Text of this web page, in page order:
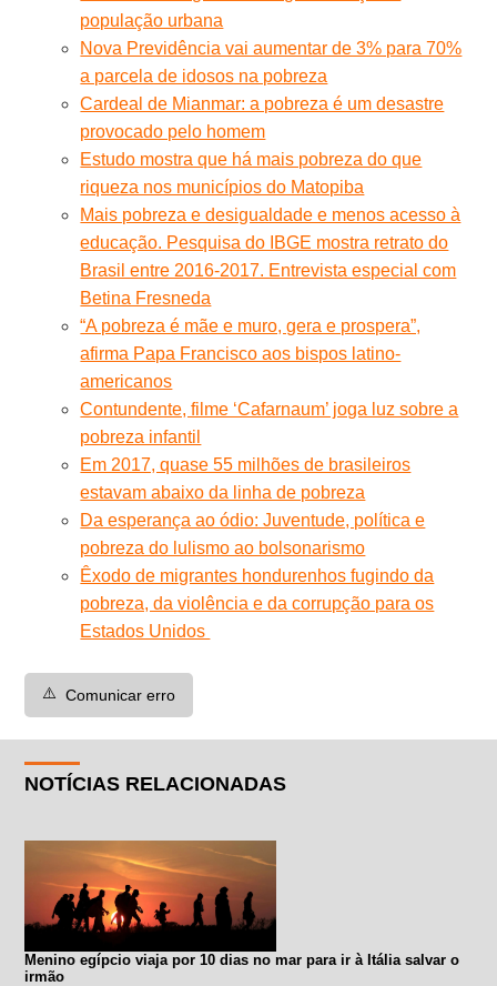
população urbana
Nova Previdência vai aumentar de 3% para 70%
a parcela de idosos na pobreza
Cardeal de Mianmar: a pobreza é um desastre
provocado pelo homem
Estudo mostra que há mais pobreza do que
riqueza nos municípios do Matopiba
Mais pobreza e desigualdade e menos acesso à
educação. Pesquisa do IBGE mostra retrato do
Brasil entre 2016-2017. Entrevista especial com
Betina Fresneda
“A pobreza é mãe e muro, gera e prospera”,
afirma Papa Francisco aos bispos latino-
americanos
Contundente, filme ‘Cafarnaum’ joga luz sobre a
pobreza infantil
Em 2017, quase 55 milhões de brasileiros
estavam abaixo da linha de pobreza
Da esperança ao ódio: Juventude, política e
pobreza do lulismo ao bolsonarismo
Êxodo de migrantes hondurenhos fugindo da
pobreza, da violência e da corrupção para os
Estados Unidos
⚠️ Comunicar erro
NOTÍCIAS RELACIONADAS
Menino egípcio viaja por 10 dias no mar para ir à Itália salvar o
irmão